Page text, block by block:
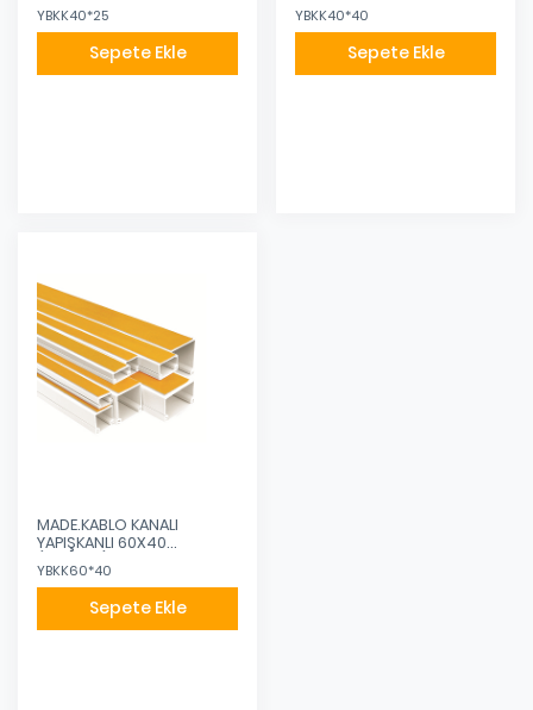
YBKK40*25
Sepete Ekle
YBKK40*40
Sepete Ekle
MADE.KABLO KANALI
YAPIŞKANLI 60X40
YBKK60*40
Sepete Ekle